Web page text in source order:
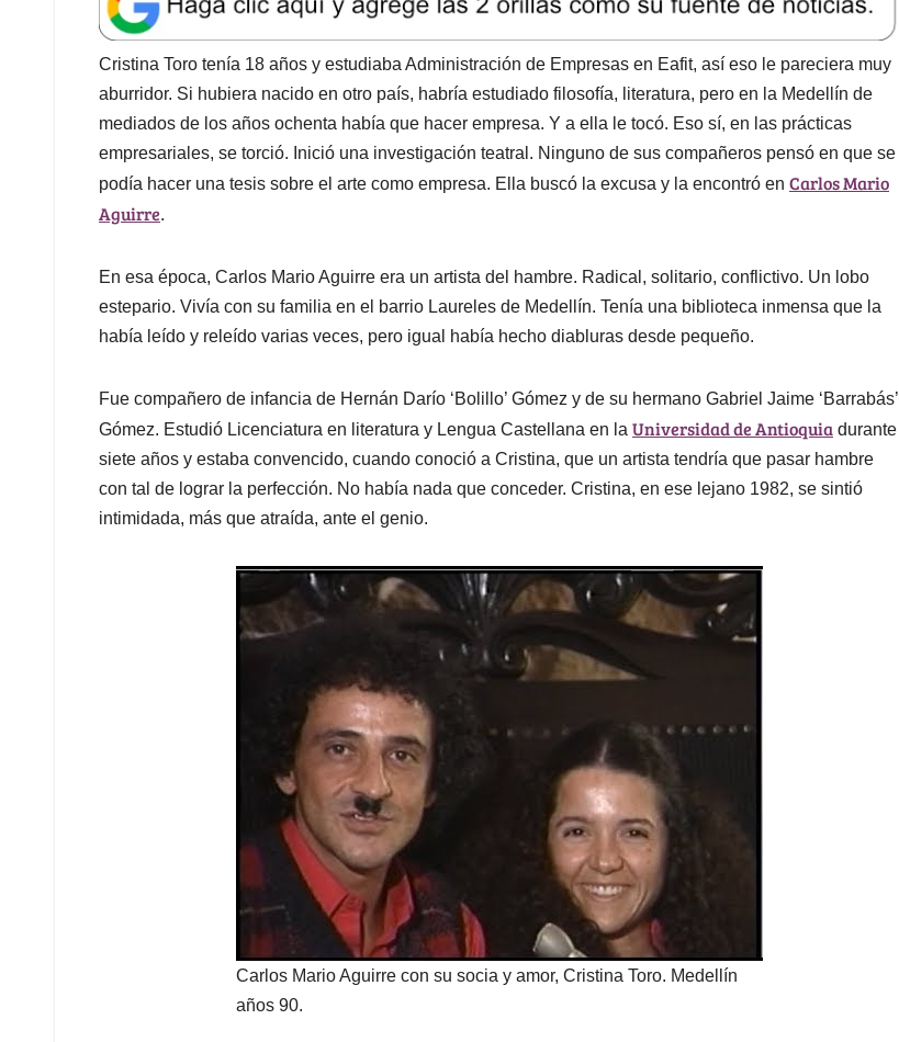
t
s
A
p
p
e
b
o
o
k
k
e
d
I
n
l
e
a
d
s
Cristina Toro tenía 18 años y estudiaba Administración de Empresas en Eafit, así eso le pareciera muy
aburridor. Si hubiera nacido en otro país, habría estudiado filosofía, literatura, pero en la Medellín de
mediados de los años ochenta había que hacer empresa. Y a ella le tocó. Eso sí, en las prácticas
empresariales, se torció. Inició una investigación teatral. Ninguno de sus compañeros pensó en que se
podía hacer una tesis sobre el arte como empresa. Ella buscó la excusa y la encontró en Carlos Mario
Aguirre.
En esa época, Carlos Mario Aguirre era un artista del hambre. Radical, solitario, conflictivo. Un lobo
estepario. Vivía con su familia en el barrio Laureles de Medellín. Tenía una biblioteca inmensa que la
había leído y releído varias veces, pero igual había hecho diabluras desde pequeño.
Fue compañero de infancia de Hernán Darío ‘Bolillo’ Gómez y de su hermano Gabriel Jaime ‘Barrabás’
Gómez. Estudió Licenciatura en literatura y Lengua Castellana en la Universidad de Antioquia durante
siete años y estaba convencido, cuando conoció a Cristina, que un artista tendría que pasar hambre
con tal de lograr la perfección. No había nada que conceder. Cristina, en ese lejano 1982, se sintió
intimidada, más que atraída, ante el genio.
Carlos Mario Aguirre con su socia y amor, Cristina Toro. Medellín
años 90.